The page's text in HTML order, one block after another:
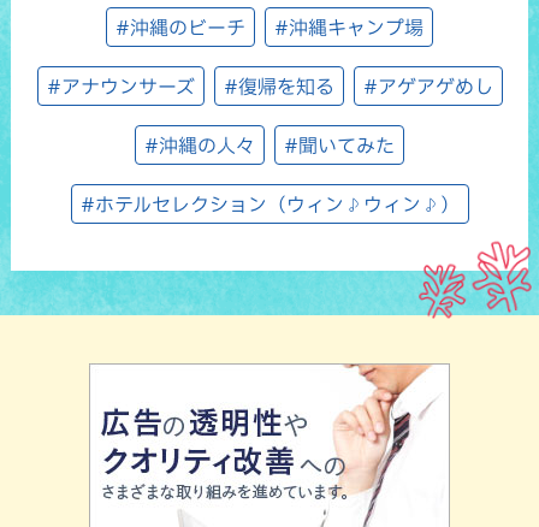
#沖縄のビーチ #沖縄キャンプ場
#アナウンサーズ #復帰を知る #アゲアゲめし
#沖縄の人々 #聞いてみた
#ホテルセレクション（ウィン♪ウィン♪）